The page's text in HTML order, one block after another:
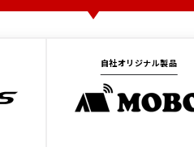
自社オリジナル製品